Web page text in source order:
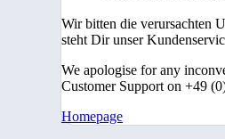
Wir bitten die verursachten
steht Dir unser
We apologise for any
Customer Support on +49
Homepage